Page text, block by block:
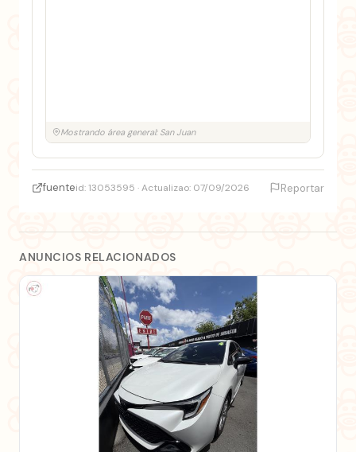
Mostrando área general: San Juan
fuenteid: 13053595 · Actualizao: 07/09/2026 Reportar
ANUNCIOS RELACIONADOS